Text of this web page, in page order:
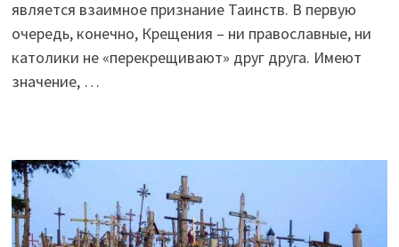
является взаимное признание Таинств. В первую
очередь, конечно, Крещения – ни православные, ни
католики не «перекрещивают» друг друга. Имеют
значение, …